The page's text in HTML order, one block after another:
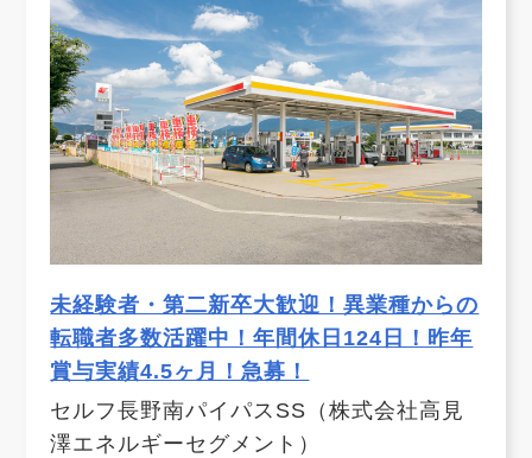
未経験者・第二新卒大歓迎！異業種からの
転職者多数活躍中！年間休日124日！昨年
賞与実績4.5ヶ月！急募！
セルフ長野南パイパスSS（株式会社高見
澤エネルギーセグメント）